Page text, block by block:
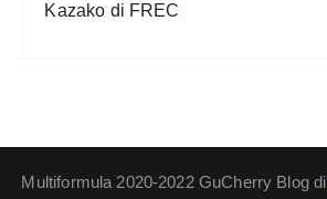
i
c
Kazako di FREC
Multiformula 2020-2022 GuCherry Blog di